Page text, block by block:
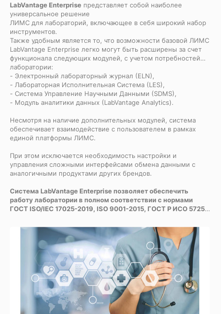
LabVantage Enterprise представляет собой наиболее
универсальное решение
ЛИМС для лабораторий, включающее в себя широкий набор
инструментов.
Также удобным является то, что возможности базовой ЛИМС
LabVantage Enterprise легко могут быть расширены за счет
функционала следующих модулей, с учетом потребностей
лаборатории:
- Электронный лабораторный журнал (ELN),
- Лабораторная Исполнительная Система (LES),
- Система Управление Научными Данными (SDMS),
- Модуль аналитики данных (LabVantage Analytics).
Несмотря на наличие дополнительных модулей, система
обеспечивает взаимодействие с пользователем в рамках
единой платформы ЛИМС.
При этом исключается необходимость настройки и
управления сложными интерфейсами обмена данными с
аналогичными продуктами других брендов.
Система LabVantage Enterprise позволяет обеспечить
работу лаборатории в полном соответствии с нормами
ГОСТ ISO/IEC 17025-2019, ISO 9001-2015, ГОСТ Р ИСО 5725,